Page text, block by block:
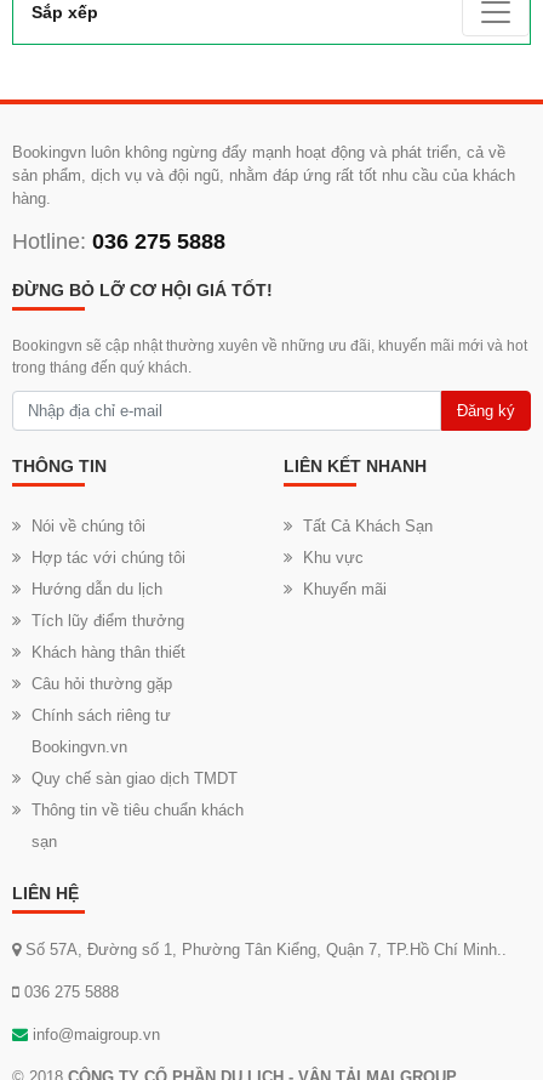
Sắp xếp
Bookingvn luôn không ngừng đẩy mạnh hoạt động và phát triển, cả về
sản phẩm, dịch vụ và đội ngũ, nhằm đáp ứng rất tốt nhu cầu của khách
hàng.
Hotline: 036 275 5888
ĐỪNG BỎ LỠ CƠ HỘI GIÁ TỐT!
Bookingvn sẽ cập nhật thường xuyên về những ưu đãi, khuyến mãi mới và hot
trong tháng đến quý khách.
Đăng ký
THÔNG TIN
Nói về chúng tôi
Hợp tác với chúng tôi
Hướng dẫn du lịch
Tích lũy điểm thưởng
Khách hàng thân thiết
Câu hỏi thường gặp
Chính sách riêng tư
Bookingvn.vn
Quy chế sàn giao dịch TMDT
Thông tin về tiêu chuẩn khách
sạn
LIÊN KẾT NHANH
Tất Cả Khách Sạn
Khu vực
Khuyến mãi
LIÊN HỆ
Số 57A, Đường số 1, Phường Tân Kiểng, Quận 7, TP.Hồ Chí Minh..
036 275 5888
info@maigroup.vn